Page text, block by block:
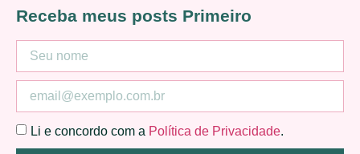
Receba meus posts Primeiro
Li e concordo com a Política de Privacidade.